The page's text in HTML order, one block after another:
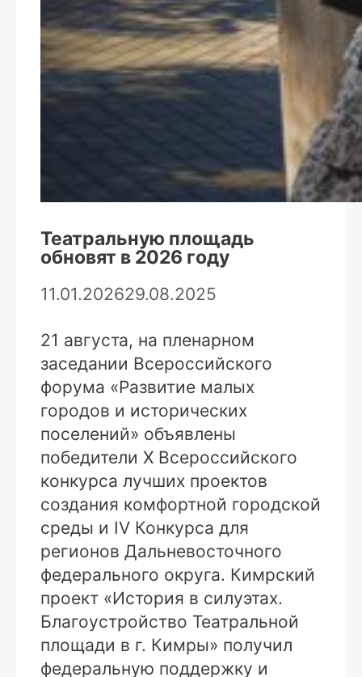
Театральную площадь
обновят в 2026 году
11.01.202629.08.2025
21 августа, на пленарном
заседании Всероссийского
форума «Развитие малых
городов и исторических
поселений» объявлены
победители X Всероссийского
конкурса лучших проектов
создания комфортной городской
среды и IV Конкурса для
регионов Дальневосточного
федерального округа. Кимрский
проект «История в силуэтах.
Благоустройство Театральной
площади в г. Кимры» получил
федеральную поддержку и